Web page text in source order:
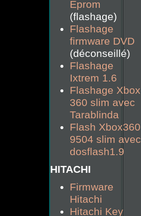
Eprom
(flashage)
Flashage
firmware DVD
(déconseillé)
Flashage
Ixtrem 1.6
Flashage Xbox
360 slim avec
Tarablinda
Flash Xbox360
9504 slim avec
dosflash1.9
HITACHI
Firmware
Hitachi
Hitachi Key